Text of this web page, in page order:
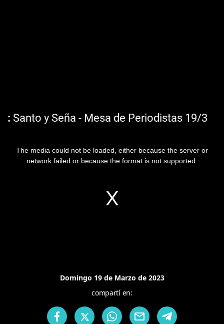
Santo y Seña - Mesa de Periodistas 19/3
The media could not be loaded, either because the server or
network failed or because the format is not supported.
Domingo 19 de Marzo de 2023
compartí en: